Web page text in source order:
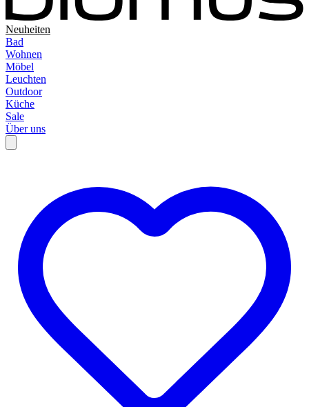
Neuheiten
Bad
Wohnen
Möbel
Leuchten
Outdoor
Küche
Sale
Über uns